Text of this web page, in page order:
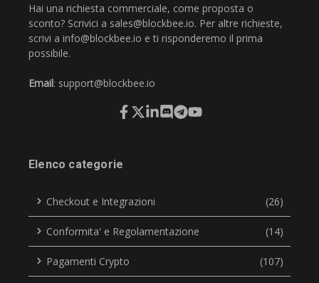
Hai una richiesta commerciale, come proposta o
sconto? Scrivici a sales@blockbee.io. Per altre richieste,
scrivi a info@blockbee.io e ti risponderemo il prima
possibile.
Email: support@blockbee.io
Elenco categorie
Checkout e Integrazioni (26)
Conformita' e Regolamentazione (14)
Pagamenti Crypto (107)